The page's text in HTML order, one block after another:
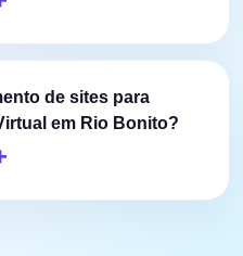
de sites para
em Rio Bonito?